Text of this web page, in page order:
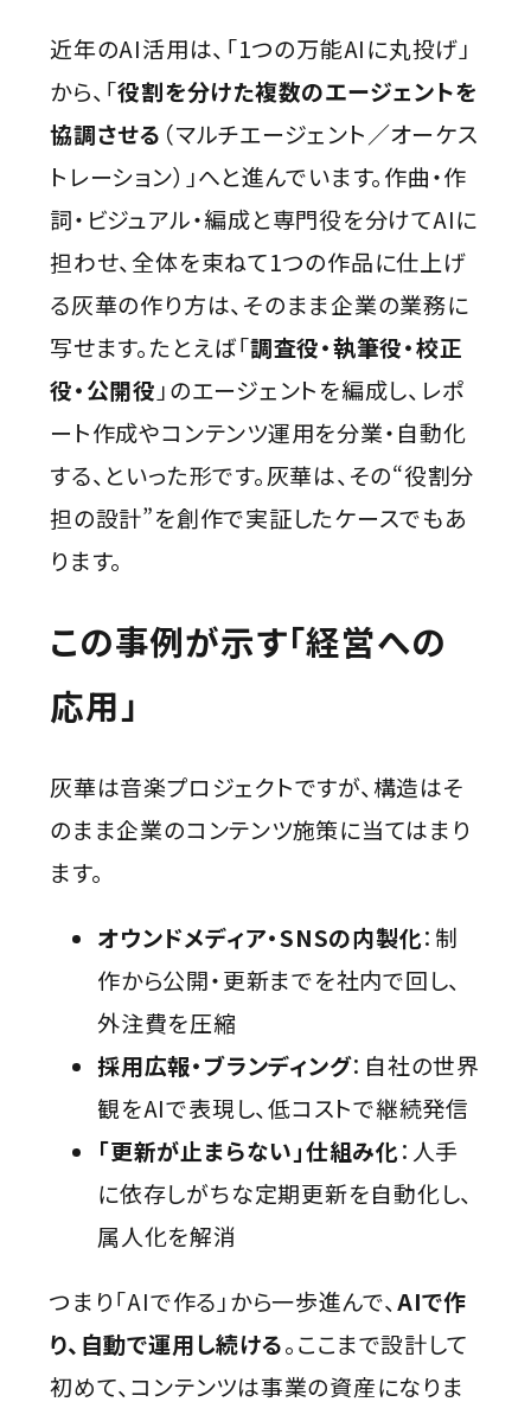
近年のAI活用は、「1つの万能AIに丸投げ」
から、「役割を分けた複数のエージェントを
協調させる （マルチエージェント／オーケス
トレーション）」へと進んでいます。作曲・作
詞・ビジュアル・編成と専門役を分けてAIに
担わせ、全体を束ねて1つの作品に仕上げ
る灰華の作り方は、そのまま企業の業務に
写せます。たとえば「調査役・執筆役・校正
役・公開役 」のエージェントを編成し、レポ
ート作成やコンテンツ運用を分業・自動化
する、といった形です。灰華は、その“役割分
担の設計”を創作で実証したケースでもあ
ります。
この事例が示す「経営への
応用」
灰華は音楽プロジェクトですが、構造はそ
のまま企業のコンテンツ施策に当てはまり
ます。
オウンドメディア・SNSの内製化：制
作から公開・更新までを社内で回し、
外注費を圧縮
採用広報・ブランディング：自社の世界
観をAIで表現し、低コストで継続発信
「更新が止まらない」仕組み化：人手
に依存しがちな定期更新を自動化し、
属人化を解消
つまり「AIで作る」から一歩進んで、AIで作
り、自動で運用し続ける。ここまで設計して
初めて、コンテンツは事業の資産になりま